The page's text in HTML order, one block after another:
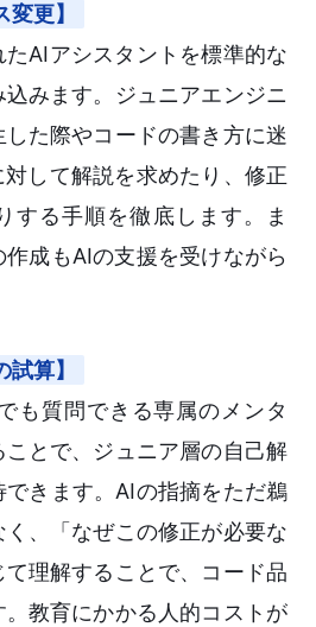
変更】
AIアシスタントを標準的な
みます。ジュニアエンジニ
た際やコードの書き方に迷
して解説を求めたり、修正
する手順を徹底します。ま
成もAIの支援を受けながら
試算】
も質問できる専属のメンタ
とで、ジュニア層の自己解
きます。AIの指摘をただ鵜
、「なぜこの修正が必要な
理解することで、コード品
教育にかかる人的コストが